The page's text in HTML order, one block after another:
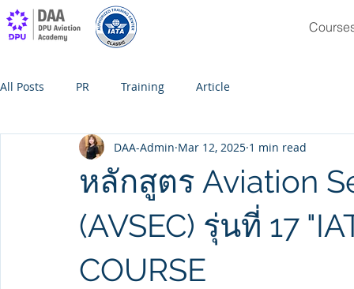
All Posts PR Training Article
หลักสูตร Aviation
(AVSEC) รุ่นที่ 17
COURSE
DAA-Admin Mar 12, 2025 1 min read